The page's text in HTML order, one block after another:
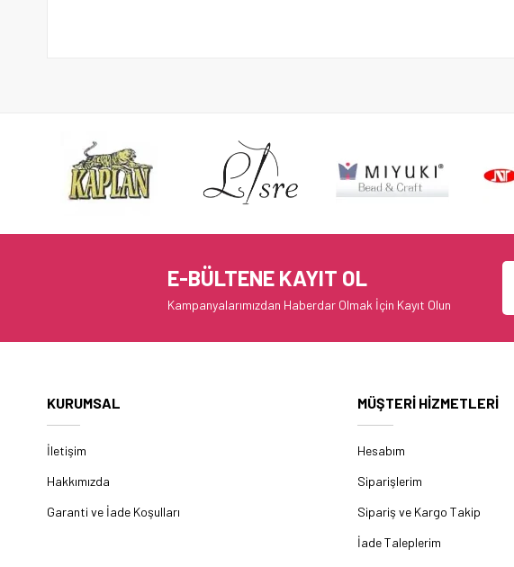
E-BÜLTENE KAYIT OL
Kampanyalarımızdan Haberdar Olmak İçin Kayıt Olun
KURUMSAL
İletişim
Hakkımızda
Garanti ve İade Koşulları
MÜŞTERİ HİZMETLERİ
Hesabım
Siparişlerim
Sipariş ve Kargo Takip
İade Taleplerim